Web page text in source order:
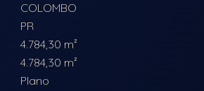
COLOMBO
PR
4.784,30 m²
4.784,30 m²
Plano